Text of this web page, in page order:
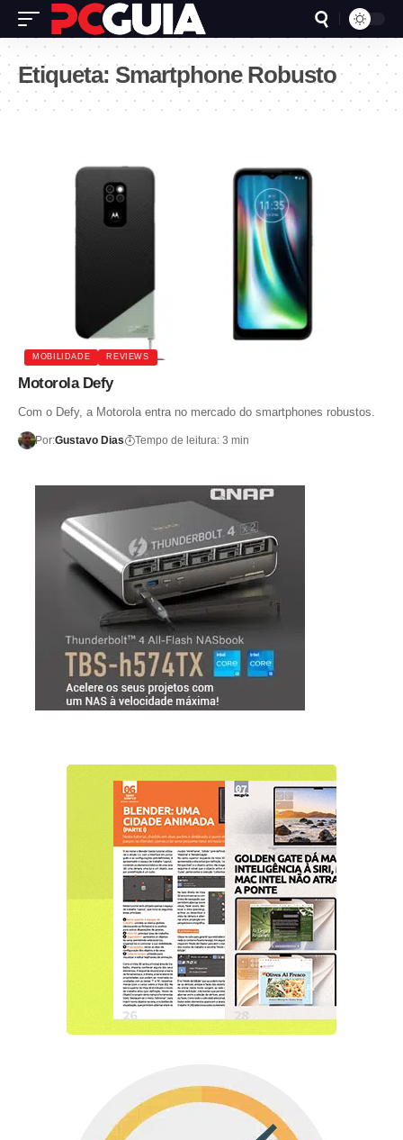
Etiqueta: Smartphone Robusto
MOBILIDADE REVIEWS
Motorola Defy
Com o Defy, a Motorola entra no mercado do smartphones robustos.
Por:Gustavo Dias Tempo de leitura: 3 min